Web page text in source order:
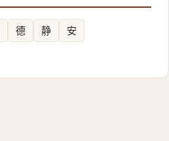
德 静 安